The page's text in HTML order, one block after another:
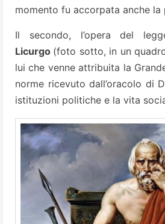
momento fu accorpata anche la
Il secondo, l’opera del
Licurgo (foto sotto, in un
lui che venne attribuita la
norme ricevuto dall’oracolo di
istituzioni politiche e la vita